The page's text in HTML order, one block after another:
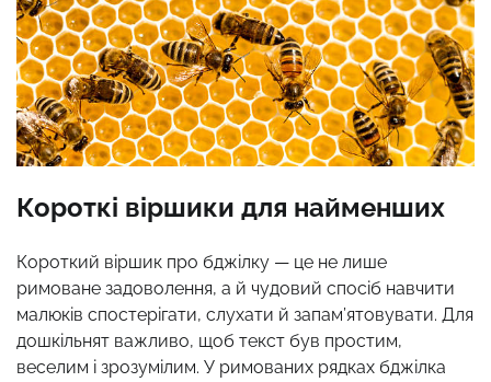
Короткі віршики для найменших
Короткий віршик про бджілку — це не лише
римоване задоволення, а й чудовий спосіб навчити
малюків спостерігати, слухати й запам’ятовувати. Для
дошкільнят важливо, щоб текст був простим,
веселим і зрозумілим. У римованих рядках бджілка